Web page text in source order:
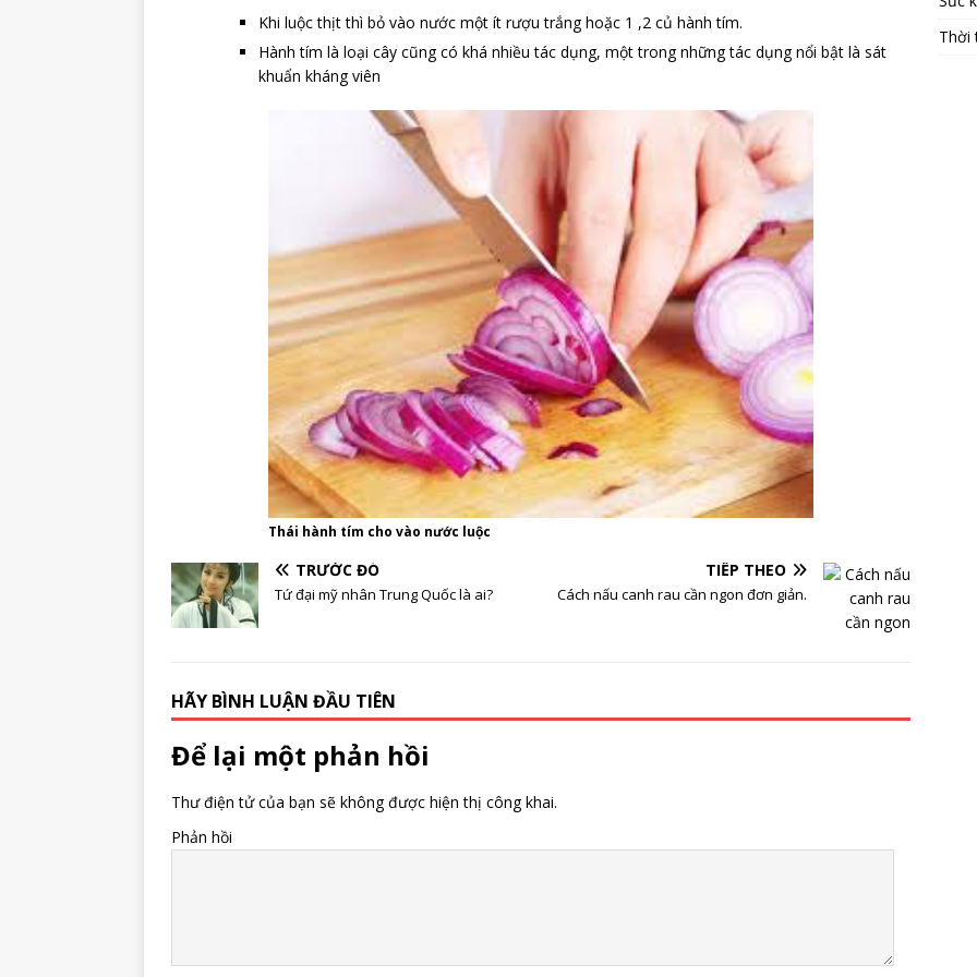
Khi luộc thịt thì bỏ vào nước một ít rượu trắng hoặc 1 ,2 củ hành tím.
Hành tím là loại cây cũng có khá nhiều tác dụng, một trong những tác dụng nổi bật là sát
khuẩn kháng viên
Thái hành tím cho vào nước luộc
TRƯỚC ĐÓ
Tứ đại mỹ nhân Trung Quốc là ai?
TIẾP THEO
Cách nấu canh rau cần ngon đơn giản.
HÃY BÌNH LUẬN ĐẦU TIÊN
Để lại một phản hồi
Thư điện tử của bạn sẽ không được hiện thị công khai.
Phản hồi
Thời